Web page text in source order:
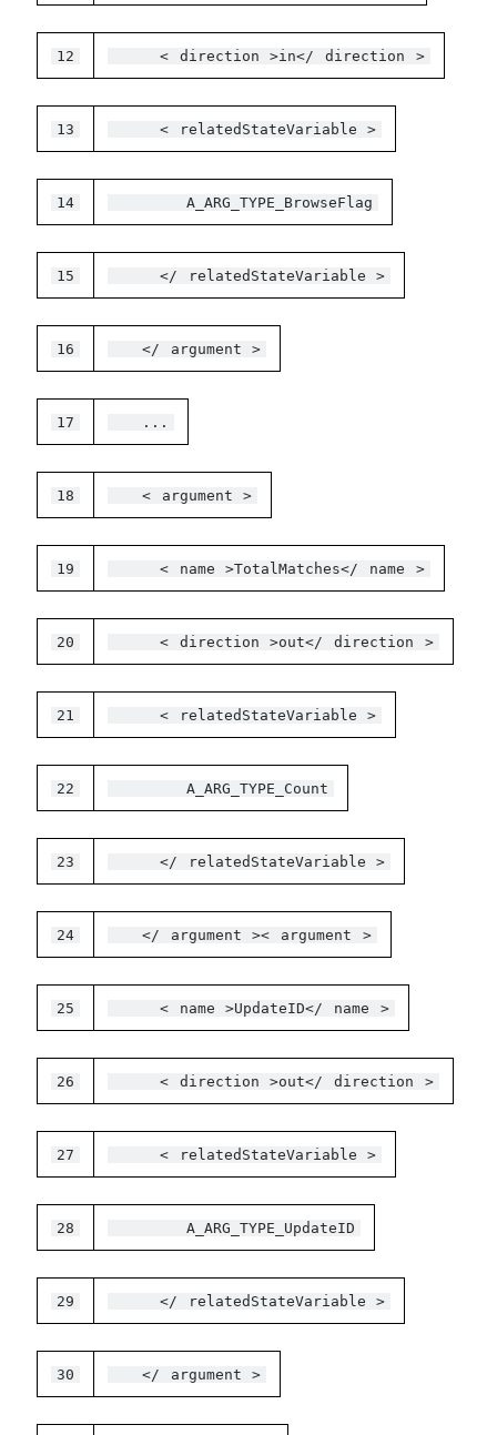
12 < direction >in</ direction >
13 < relatedStateVariable >
14 A_ARG_TYPE_BrowseFlag
15 </ relatedStateVariable >
16 </ argument >
17 ...
18 < argument >
19 < name >TotalMatches</ name >
20 < direction >out</ direction >
21 < relatedStateVariable >
22 A_ARG_TYPE_Count
23 </ relatedStateVariable >
24 </ argument >< argument >
25 < name >UpdateID</ name >
26 < direction >out</ direction >
27 < relatedStateVariable >
28 A_ARG_TYPE_UpdateID
29 </ relatedStateVariable >
30 </ argument >